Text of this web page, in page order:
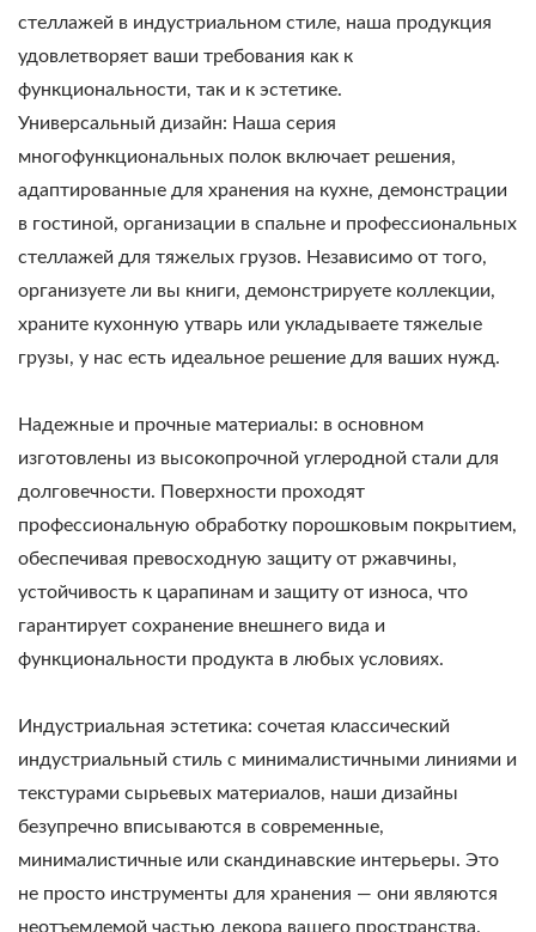
стеллажей в индустриальном стиле, наша продукция
удовлетворяет ваши требования как к
функциональности, так и к эстетике.
Универсальный дизайн: Наша серия
многофункциональных полок включает решения,
адаптированные для хранения на кухне, демонстрации
в гостиной, организации в спальне и профессиональных
стеллажей для тяжелых грузов. Независимо от того,
организуете ли вы книги, демонстрируете коллекции,
храните кухонную утварь или укладываете тяжелые
грузы, у нас есть идеальное решение для ваших нужд.
Надежные и прочные материалы: в основном
изготовлены из высокопрочной углеродной стали для
долговечности. Поверхности проходят
профессиональную обработку порошковым покрытием,
обеспечивая превосходную защиту от ржавчины,
устойчивость к царапинам и защиту от износа, что
гарантирует сохранение внешнего вида и
функциональности продукта в любых условиях.
Индустриальная эстетика: сочетая классический
индустриальный стиль с минималистичными линиями и
текстурами сырьевых материалов, наши дизайны
безупречно вписываются в современные,
минималистичные или скандинавские интерьеры. Это
не просто инструменты для хранения — они являются
неотъемлемой частью декора вашего пространства.